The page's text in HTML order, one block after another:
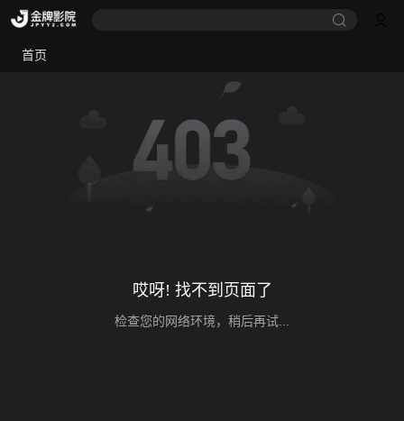
首页
哎呀! 找不到页面了
检查您的网络环境，稍后再试...